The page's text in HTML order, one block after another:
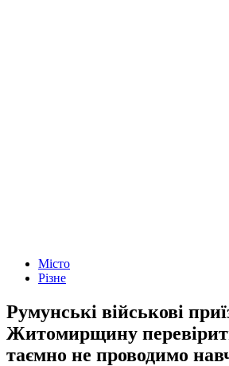
Місто
Різне
Румунські військові
Житомирщину
таємно не проводимо